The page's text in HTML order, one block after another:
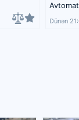
Avtomat
Dünən